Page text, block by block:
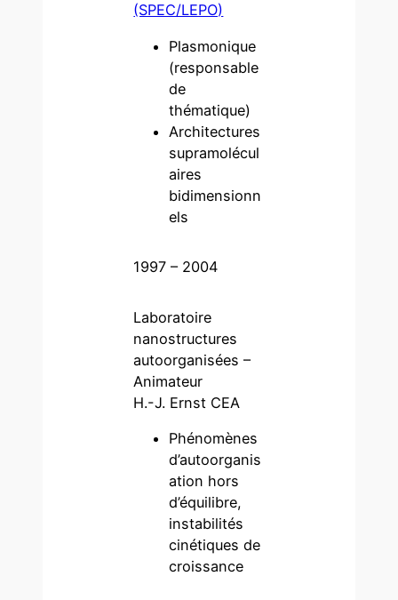
(SPEC/LEPO)
Plasmonique
(responsable
de
thématique)
Architectures
supramolécul
aires
bidimensionn
els
1997 – 2004
Laboratoire
nanostructures
autoorganisées –
Animateur
H.-J. Ernst CEA
Phénomènes
d’autoorganis
ation hors
d’équilibre,
instabilités
cinétiques de
croissance